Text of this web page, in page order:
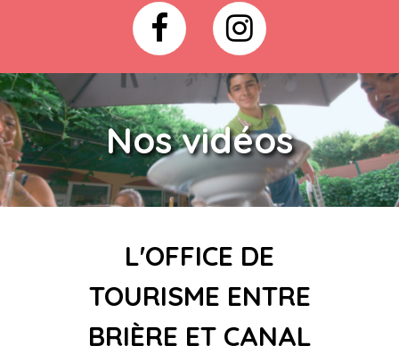
Nos vidéos
L'OFFICE DE
TOURISME ENTRE
BRIÈRE ET CANAL